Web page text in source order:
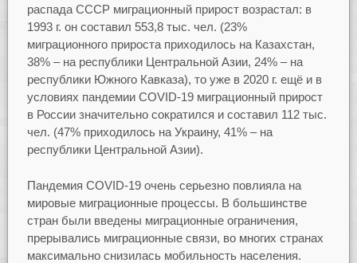
распада СССР миграционный прирост возрастал: в
1993 г. он составил 553,8 тыс. чел. (23%
миграционного прироста приходилось на Казахстан,
38% – на республики Центральной Азии, 24% – на
республики Южного Кавказа), то уже в 2020 г. ещё и в
условиях пандемии COVID-19 миграционный прирост
в России значительно сократился и составил 112 тыс.
чел. (47% приходилось на Украину, 41% – на
республики Центральной Азии).
Пандемия COVID-19 очень серьезно повлияла на
мировые миграционные процессы. В большинстве
стран были введены миграционные ограничения,
прерывались миграционные связи, во многих странах
максимально снизилась мобильность населения.